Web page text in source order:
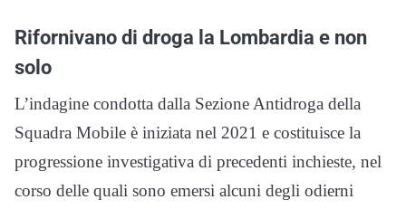
Rifornivano di droga la Lombardia e non
solo
L’indagine condotta dalla Sezione Antidroga della
Squadra Mobile è iniziata nel 2021 e costituisce la
progressione investigativa di precedenti inchieste, nel
corso delle quali sono emersi alcuni degli odierni